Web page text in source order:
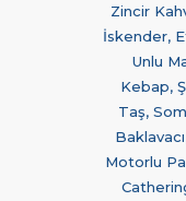
Zincir
İskender,
Unlu
Kebap,
Taş,
Motorlu